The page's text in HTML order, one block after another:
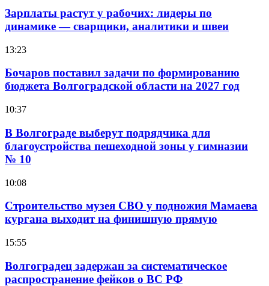
Зарплаты растут у рабочих: лидеры по
динамике — сварщики, аналитики и швеи
13:23
Бочаров поставил задачи по формированию
бюджета Волгоградской области на 2027 год
10:37
В Волгограде выберут подрядчика для
благоустройства пешеходной зоны у гимназии
№ 10
10:08
Строительство музея СВО у подножия Мамаева
кургана выходит на финишную прямую
15:55
Волгоградец задержан за систематическое
распространение фейков о ВС РФ